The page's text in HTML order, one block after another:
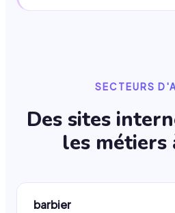
SECTEURS
Des sites
les métiers
barbier